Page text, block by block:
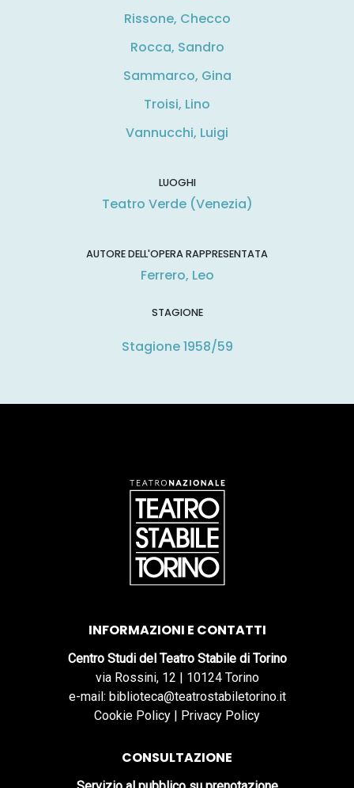
Rissone, Checco
Rocca, Sandro
Sammarco, Gina
Troisi, Lino
Vannucchi, Luigi
LUOGHI
Teatro Verde (Venezia)
AUTORE DELL'OPERA RAPPRESENTATA
Ferrero, Leo
STAGIONE
Stagione 1958/59
INFORMAZIONI E CONTATTI
Centro Studi del Teatro Stabile di Torino
via Rossini, 12 | 10124 Torino
e-mail: biblioteca@teatrostabiletorino.it
Cookie Policy | Privacy Policy
CONSULTAZIONE